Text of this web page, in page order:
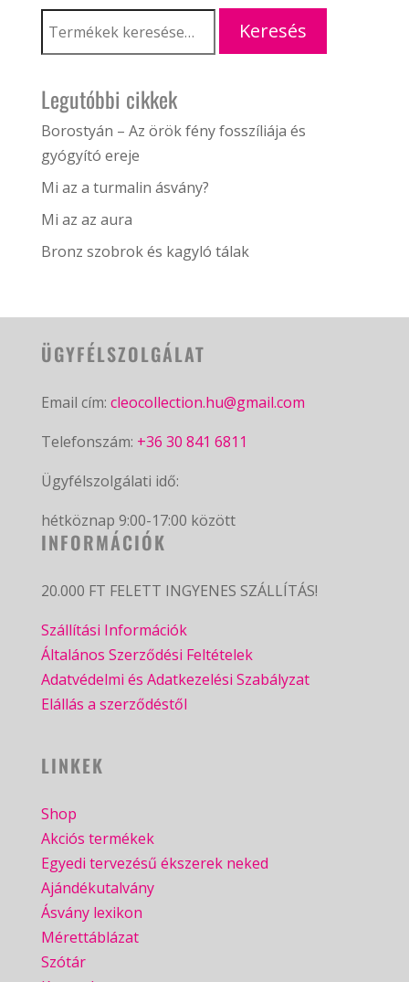
Keresés
következőre:
Keresés
Legutóbbi cikkek
Borostyán – Az örök fény fosszíliája és
gyógyító ereje
Mi az a turmalin ásvány?
Mi az az aura
Bronz szobrok és kagyló tálak
ÜGYFÉLSZOLGÁLAT
Email cím: cleocollection.hu@gmail.com
Telefonszám: +36 30 841 6811
Ügyfélszolgálati idő:
hétköznap 9:00-17:00 között
INFORMÁCIÓK
20.000 FT FELETT INGYENES SZÁLLÍTÁS!
Szállítási Információk
Általános Szerződési Feltételek
Adatvédelmi és Adatkezelési Szabályzat
Elállás a szerződéstől
LINKEK
Shop
Akciós termékek
Egyedi tervezésű ékszerek neked
Ajándékutalvány
Ásvány lexikon
Mérettáblázat
Szótár